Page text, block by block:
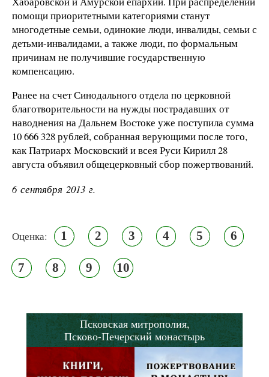
помощи приоритетными категориями станут
многодетные семьи, одинокие люди, инвалиды, семьи с
детьми-инвалидами, а также люди, по формальным
причинам не получившие государственную
компенсацию.
Ранее на счет Синодального отдела по церковной
благотворительности на нужды пострадавших от
наводнения на Дальнем Востоке уже поступила сумма
10 666 328 рублей, собранная верующими после того,
как Патриарх Московский и всея Руси Кирилл 28
августа объявил общецерковный сбор пожертвований.
6 сентября 2013 г.
Оценка: 1 2 3 4 5 6
7 8 9 10
Псковская митрополия,
Псково-Печерский монастырь